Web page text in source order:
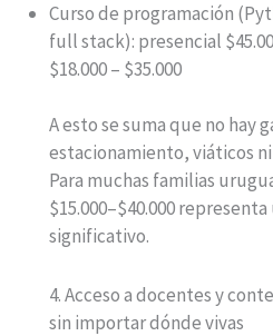
Curso de programación
full stack): presencial
$18.000 – $35.000
A esto se suma que no hay
estacionamiento, viáticos
Para muchas familias
$15.000–$40.000
significativo.
4. Acceso a docentes y
sin importar dónde vivas